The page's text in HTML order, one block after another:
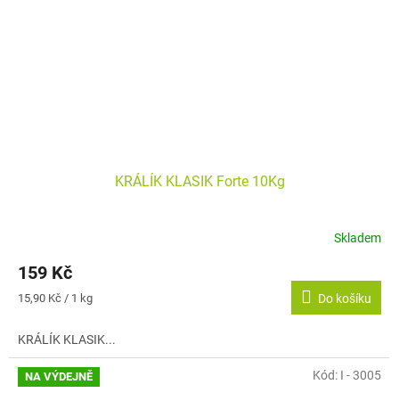
KRÁLÍK KLASIK Forte 10Kg
Skladem
159 Kč
Měrná
15,90 Kč / 1 kg Do košíku
KRÁLÍK KLASIK...
NA VÝDEJNĚ Kód: I - 3005